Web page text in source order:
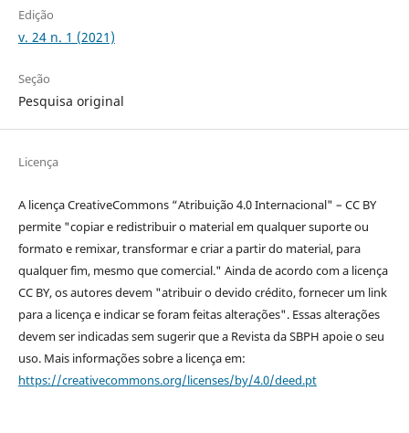
Edição
v. 24 n. 1 (2021)
Seção
Pesquisa original
Licença
A licença CreativeCommons “Atribuição 4.0 Internacional" – CC BY
permite "copiar e redistribuir o material em qualquer suporte ou
formato e remixar, transformar e criar a partir do material, para
qualquer fim, mesmo que comercial." Ainda de acordo com a licença
CC BY, os autores devem "atribuir o devido crédito, fornecer um link
para a licença e indicar se foram feitas alterações". Essas alterações
devem ser indicadas sem sugerir que a Revista da SBPH apoie o seu
uso. Mais informações sobre a licença em:
https://creativecommons.org/licenses/by/4.0/deed.pt